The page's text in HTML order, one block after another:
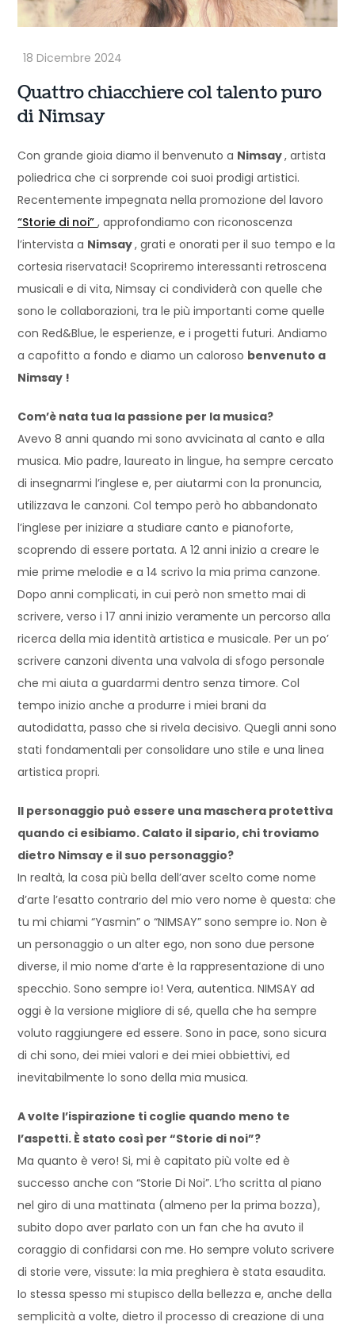
Quattro chiacchiere col talento puro
di Nimsay
Con grande gioia diamo il benvenuto a Nimsay, artista
poliedrica che ci sorprende coi suoi prodigi artistici.
Recentemente impegnata nella promozione del lavoro
“Storie di noi”, approfondiamo con riconoscenza
l’intervista a Nimsay, grati e onorati per il suo tempo e la
cortesia riservataci! Scopriremo interessanti retroscena
musicali e di vita, Nimsay ci condividerà con quelle che
sono le collaborazioni, tra le più importanti come quelle
con Red&Blue, le esperienze, e i progetti futuri. Andiamo
a capofitto a fondo e diamo un caloroso benvenuto a
Nimsay !
Com’è nata tua la passione per la musica?
Avevo 8 anni quando mi sono avvicinata al canto e alla
musica. Mio padre, laureato in lingue, ha sempre cercato
di insegnarmi l’inglese e, per aiutarmi con la pronuncia,
utilizzava le canzoni. Col tempo però ho abbandonato
l’inglese per iniziare a studiare canto e pianoforte,
scoprendo di essere portata. A 12 anni inizio a creare le
mie prime melodie e a 14 scrivo la mia prima canzone.
Dopo anni complicati, in cui però non smetto mai di
scrivere, verso i 17 anni inizio veramente un percorso alla
ricerca della mia identità artistica e musicale. Per un po’
scrivere canzoni diventa una valvola di sfogo personale
che mi aiuta a guardarmi dentro senza timore. Col
tempo inizio anche a produrre i miei brani da
autodidatta, passo che si rivela decisivo. Quegli anni sono
stati fondamentali per consolidare uno stile e una linea
artistica propri.
Il personaggio può essere una maschera protettiva
quando ci esibiamo. Calato il sipario, chi troviamo
dietro Nimsay e il suo personaggio?
In realtà, la cosa più bella dell’aver scelto come nome
d’arte l’esatto contrario del mio vero nome è questa: che
tu mi chiami “Yasmin” o “NIMSAY” sono sempre io. Non è
un personaggio o un alter ego, non sono due persone
diverse, il mio nome d’arte è la rappresentazione di uno
specchio. Sono sempre io! Vera, autentica. NIMSAY ad
oggi è la versione migliore di sé, quella che ha sempre
voluto raggiungere ed essere. Sono in pace, sono sicura
di chi sono, dei miei valori e dei miei obbiettivi, ed
inevitabilmente lo sono della mia musica.
A volte l’ispirazione ti coglie quando meno te
l’aspetti. È stato così per “Storie di noi”?
Ma quanto è vero! Si, mi è capitato più volte ed è
successo anche con “Storie Di Noi”. L’ho scritta al piano
nel giro di una mattinata (almeno per la prima bozza),
subito dopo aver parlato con un fan che ha avuto il
coraggio di confidarsi con me. Ho sempre voluto scrivere
di storie vere, vissute: la mia preghiera è stata esaudita.
Io stessa spesso mi stupisco della bellezza e, anche della
semplicità a volte, dietro il processo di creazione di una